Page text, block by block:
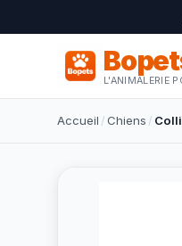
L'ANIMALERIE
Accueil /Chiens /